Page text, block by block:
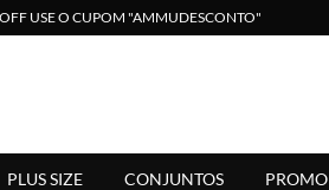
USE O CUPOM "AMMUDESCONTO"
para Todo Brasil.
PLUS SIZE CONJUNTOS PROMO